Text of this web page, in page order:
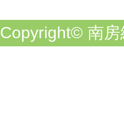
Copyright© 南